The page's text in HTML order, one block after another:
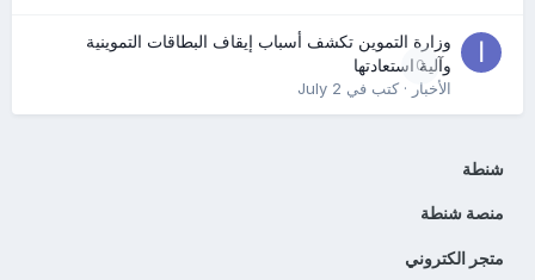
0
وزارة التموين تكشف أسباب إيقاف البطاقات التموينية
وآلية استعادتها
الأخبار· كتب في July 2
شنطة
منصة شنطة
متجر الكتروني